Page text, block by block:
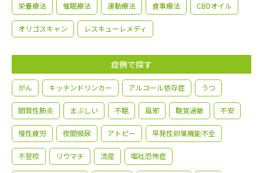
栄養療法 催眠療法 運動療法 食事療法 CBDオイル
オリゴスキャン レスキューレメディ
症例で探す
がん キッチンドリンカー アルコール依存症 うつ
間質性肺炎 まぶしい 不眠 風邪 聴覚過敏 不安
慢性疲労 夜間頻尿 アトピー 早発性卵巣機能不全
不登校 リウマチ 流産 嘔吐恐怖症